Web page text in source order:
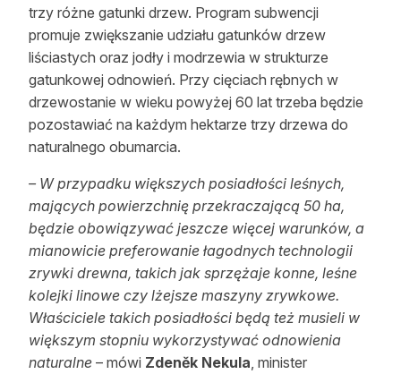
trzy różne gatunki drzew. Program subwencji
promuje zwiększanie udziału gatunków drzew
liściastych oraz jodły i modrzewia w strukturze
gatunkowej odnowień. Przy cięciach rębnych w
drzewostanie w wieku powyżej 60 lat trzeba będzie
pozostawiać na każdym hektarze trzy drzewa do
naturalnego obumarcia.
– W przypadku większych posiadłości leśnych,
mających powierzchnię przekraczającą 50 ha,
będzie obowiązywać jeszcze więcej warunków, a
mianowicie preferowanie łagodnych technologii
zrywki drewna, takich jak sprzężaje konne, leśne
kolejki linowe czy lżejsze maszyny zrywkowe.
Właściciele takich posiadłości będą też musieli w
większym stopniu wykorzystywać odnowienia
naturalne – mówi Zdeněk Nekula , minister